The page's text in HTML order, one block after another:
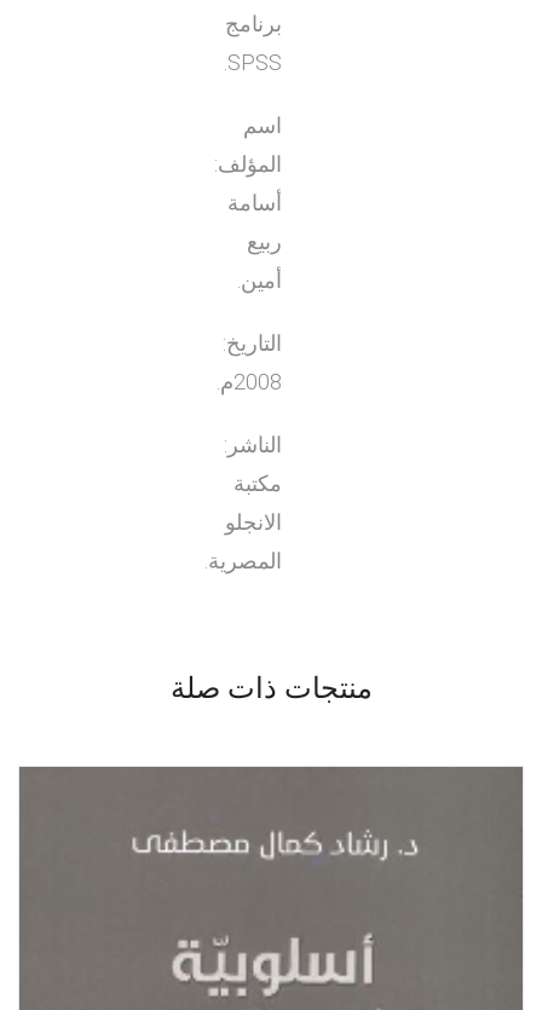
برنامج
SPSS.
اسم
المؤلف:
أسامة
ربيع
أمين.
التاريخ:
2008م.
الناشر:
مكتبة
الانجلو
المصرية.
منتجات ذات صلة